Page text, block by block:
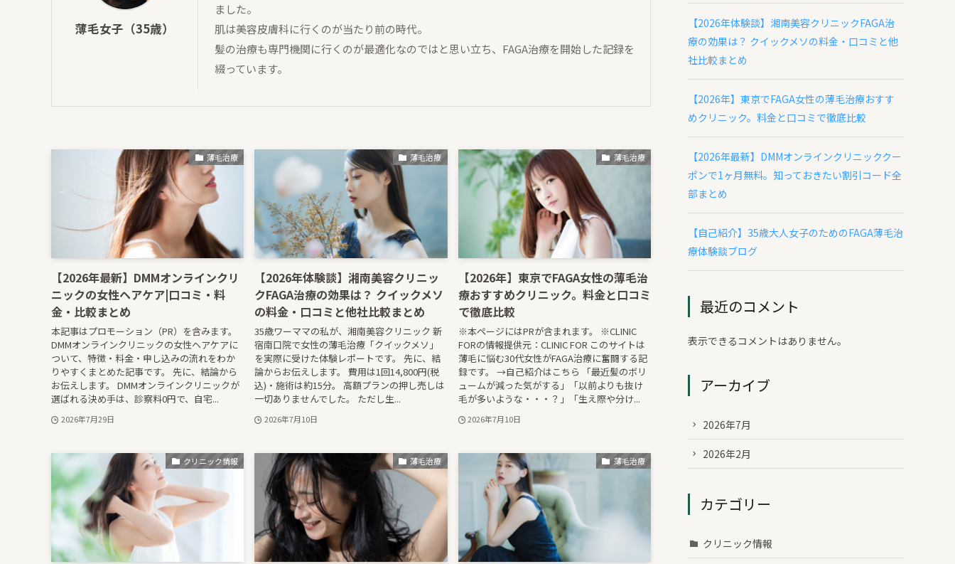
薄毛女子（35歳）
ました。
肌は美容皮膚科に行くのが当たり前の時代。
髪の治療も専門機関に行くのが最適化なのではと思い立ち、FAGA治療を開始した記録を
綴っています。
薄毛治療
【2026年最新】DMMオンラインクリ
ニックの女性ヘアケア|口コミ・料
金・比較まとめ
本記事はプロモーション（PR）を含みます。
DMMオンラインクリニックの女性ヘアケアに
ついて、特徴・料金・申し込みの流れをわか
りやすくまとめた記事です。 先に、結論から
お伝えします。 DMMオンラインクリニックが
選ばれる決め手は、診察料0円で、自宅...
2026年7月29日
薄毛治療
【2026年体験談】湘南美容クリニッ
クFAGA治療の効果は？ クイックメソ
の料金・口コミと他社比較まとめ
35歳ワーママの私が、湘南美容クリニック 新
宿南口院で女性の薄毛治療「クイックメソ」
を実際に受けた体験レポートです。 先に、結
論からお伝えします。 費用は1回14,800円(税
込)・施術は約15分。 高額プランの押し売しは
一切ありませんでした。 ただし生...
2026年7月10日
薄毛治療
【2026年】東京でFAGA女性の薄毛治
療おすすめクリニック。料金と口コミ
で徹底比較
※本ページにはPRが含まれます。 ※CLINIC
FORの情報提供元：CLINIC FOR このサイトは
薄毛に悩む30代女性がFAGA治療に奮闘する記
録です。 →自己紹介はこちら 「最近髪のボリ
ュームが減った気がする」「以前よりも抜け
毛が多いような・・・？」「生え際や分け...
2026年7月10日
クリニック情報 薄毛治療 薄毛治療
【2026年体験談】湘南美容クリニックFAGA治
療の効果は？ クイックメソの料金・口コミと他
社比較まとめ
【2026年】東京でFAGA女性の薄毛治療おすす
めクリニック。料金と口コミで徹底比較
【2026年最新】DMMオンラインクリニッククー
ポンで1ヶ月無料。知っておきたい割引コード全
部まとめ
【自己紹介】35歳大人女子のためのFAGA薄毛治
療体験談ブログ
最近のコメント
表示できるコメントはありません。
アーカイブ
2026年7月
2026年2月
カテゴリー
クリニック情報